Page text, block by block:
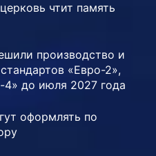
чтит память
производство и
«Евро-2»,
до июля 2027 года
оформлять по